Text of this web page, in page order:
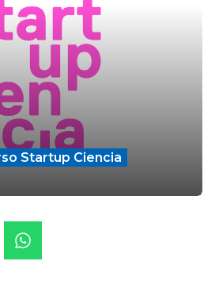
Startup Ciencia